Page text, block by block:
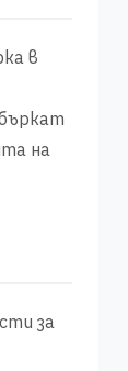
в
на
за